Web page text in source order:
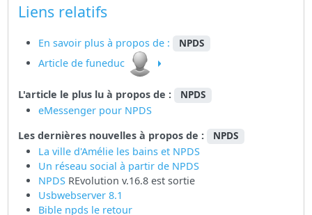
Liens relatifs
En savoir plus à propos de : NPDS
Article de funeduc
L'article le plus lu à propos de : NPDS
eMessenger pour NPDS
Les dernières nouvelles à propos de :
NPDS
La ville d'Amélie les bains et NPDS
Un réseau social à partir de NPDS
NPDSREvolution v.16.8 est sortie
Usbwebserver 8.1
Bible npds le retour